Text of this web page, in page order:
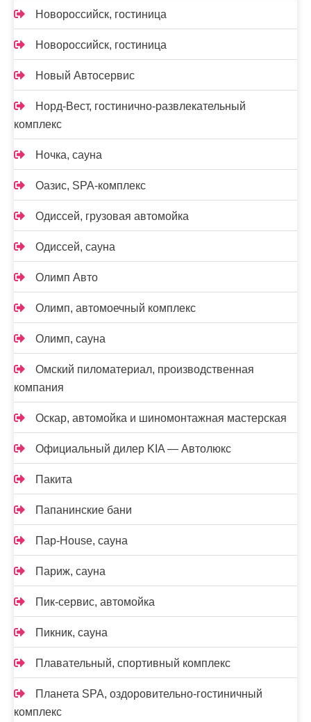
Новороссийск, гостиница
Новороссийск, гостиница
Новый Автосервис
Норд-Вест, гостинично-развлекательный
комплекс
Ночка, сауна
Оазис, SPA-комплекс
Одиссей, грузовая автомойка
Одиссей, сауна
Олимп Авто
Олимп, автомоечный комплекс
Олимп, сауна
Омский пиломатериал, производственная
компания
Оскар, автомойка и шиномонтажная мастерская
Официальный дилер KIA — Автолюкс
Пакита
Папанинские бани
Пар-House, сауна
Париж, сауна
Пик-сервис, автомойка
Пикник, сауна
Плавательный, спортивный комплекс
Планета SPA, оздоровительно-гостиничный
комплекс